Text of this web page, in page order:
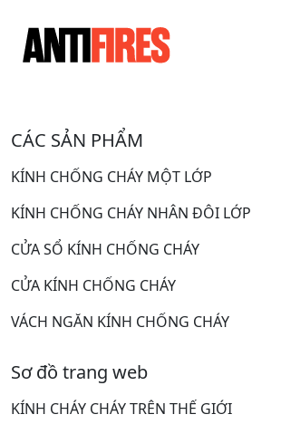
CÁC SẢN PHẨM
KÍNH CHỐNG CHÁY MỘT LỚP
KÍNH CHỐNG CHÁY NHÂN ĐÔI LỚP
CỬA SỔ KÍNH CHỐNG CHÁY
CỬA KÍNH CHỐNG CHÁY
VÁCH NGĂN KÍNH CHỐNG CHÁY
Sơ đồ trang web
KÍNH CHÁY CHÁY TRÊN THẾ GIỚI